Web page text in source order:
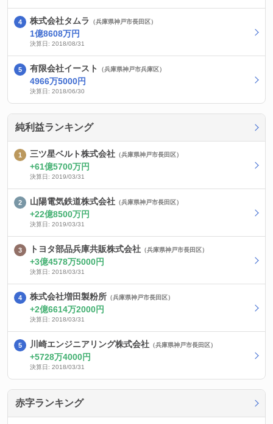
株式会社タムラ （兵庫県神戸市長田区）
1億8608万円
決算日: 2018/08/31
有限会社イースト （兵庫県神戸市兵庫区）
4966万5000円
決算日: 2018/06/30
純利益ランキング
三ツ星ベルト株式会社 （兵庫県神戸市長田区）
61億5700万円
決算日: 2019/03/31
山陽電気鉄道株式会社 （兵庫県神戸市長田区）
22億8500万円
決算日: 2019/03/31
トヨタ部品兵庫共販株式会社 （兵庫県神戸市長田区）
3億4578万5000円
決算日: 2018/03/31
株式会社増田製粉所 （兵庫県神戸市長田区）
2億6614万2000円
決算日: 2018/03/31
川崎エンジニアリング株式会社 （兵庫県神戸市長田区）
5728万4000円
決算日: 2018/03/31
赤字ランキング